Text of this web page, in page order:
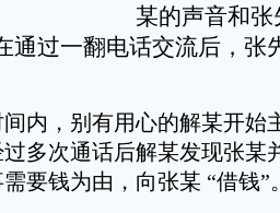
某的声音和
通过一翻电话交流后，张
，别有用心的解某开始
多次通话后解某发现张某
要钱为由，向张某 “借钱”